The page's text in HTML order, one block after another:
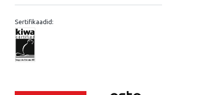
Sertifikaadid: